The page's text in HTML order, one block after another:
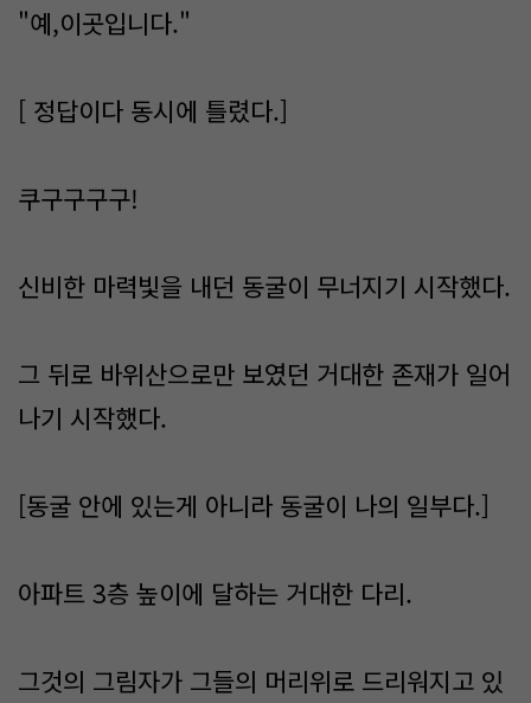
"예,이곳입니다."
[ 정답이다 동시에 틀렸다.]
쿠구구구구!
신비한 마력빛을 내던 동굴이 무너지기 시작했다.
그 뒤로 바위산으로만 보였던 거대한 존재가 일어
나기 시작했다.
[동굴 안에 있는게 아니라 동굴이 나의 일부다.]
아파트 3층 높이에 달하는 거대한 다리.
그것의 그림자가 그들의 머리위로 드리워지고 있